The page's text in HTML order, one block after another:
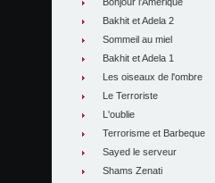
Bakhit et Adela 2
Sommeil au miel
Bakhit et Adela 1
Les oiseaux de l'ombre
Le Terroriste
L'oublie
Terrorisme et Barbeque
Sayed le serveur
Shams Zenati